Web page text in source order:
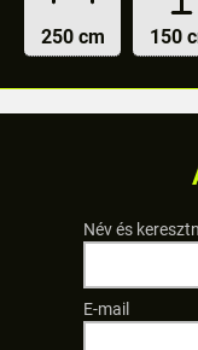
250 cm 150
Név és
E-mail